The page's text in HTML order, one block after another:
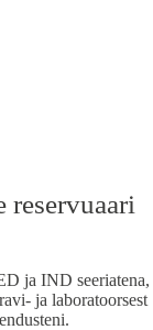
ja IND seeriatena,
ja laboratoorsest